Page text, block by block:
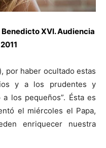
XVI. Audiencia
por haber ocultado estas
y a los prudentes y
los pequeños”. Ésta es
el miércoles el Papa,
enriquecer nuestra